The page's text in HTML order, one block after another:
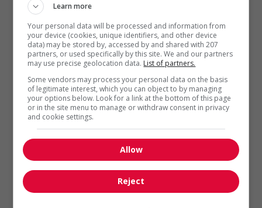
automne
Actualiser le cycle
Comme vous le savez, il est
préférable de retirer les fleurs
fanées d’une plante afin que toute la
sève soit disponible pour les fleurs
matures ou en expansion. Il en va de
même pour vos compétences.
Performer dans une tâche qui vous
démotive vous demande deux fois
plus d’énergie. Une énergie qui
pourrait permettre l’éclosion de
Learn more
Your personal data will be processed and information from
your device (cookies, unique identifiers, and other device
data) may be stored by, accessed by and shared with 207
partners, or used specifically by this site. We and our partners
may use precise geolocation data. List of partners.
Some vendors may process your personal data on the basis
of legitimate interest, which you can object to by managing
your options below. Look for a link at the bottom of this page
or in the site menu to manage or withdraw consent in privacy
and cookie settings.
Allow
Reject